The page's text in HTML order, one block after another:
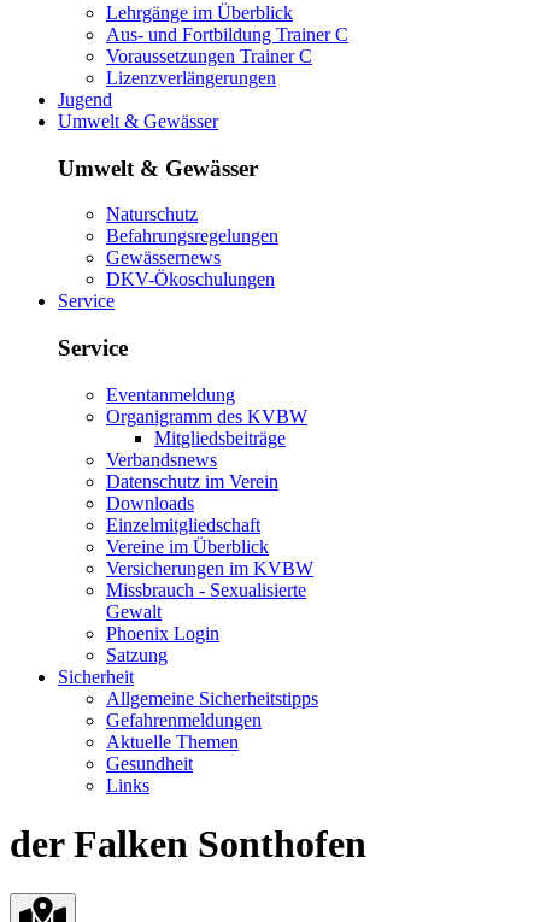
Lehrgänge im Überblick
Aus- und Fortbildung Trainer C
Voraussetzungen Trainer C
Lizenzverlängerungen
Jugend
Umwelt & Gewässer
Umwelt & Gewässer
Naturschutz
Befahrungsregelungen
Gewässernews
DKV-Ökoschulungen
Service
Service
Eventanmeldung
Organigramm des KVBW
Mitgliedsbeiträge
Verbandsnews
Datenschutz im Verein
Downloads
Einzelmitgliedschaft
Vereine im Überblick
Versicherungen im KVBW
Missbrauch - Sexualisierte
Gewalt
Phoenix Login
Satzung
Sicherheit
Allgemeine Sicherheitstipps
Gefahrenmeldungen
Aktuelle Themen
Gesundheit
Links
der Falken Sonthofen